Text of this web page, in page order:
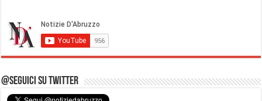
@Seguici su Twitter